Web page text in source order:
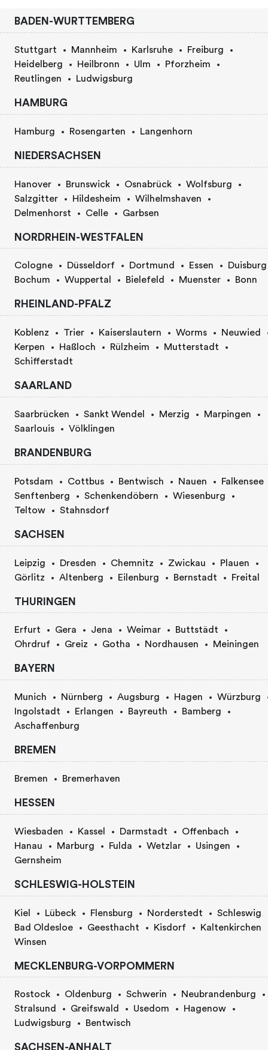
BADEN-WURTTEMBERG
Stuttgart Mannheim Karlsruhe
Freiburg
Heidelberg
Heilbronn Ulm
Pforzheim
Reutlingen
Ludwigsburg
HAMBURG
Hamburg Rosengarten Langenhorn
NIEDERSACHSEN
Hanover Brunswick Osnabrück
Wolfsburg
Salzgitter
Hildesheim
Wilhelmshaven
Delmenhorst
Celle Garbsen
NORDRHEIN-WESTFALEN
Cologne Düsseldorf Dortmund Essen
Duisburg
Bochum
Wuppertal Bielefeld Muenster Bonn
RHEINLAND-PFALZ
Koblenz Trier Kaiserslautern Worms
Neuwied
Kerpen
Haßloch Rülzheim
Mutterstadt
Schifferstadt
SAARLAND
Saarbrücken Sankt Wendel Merzig
Marpingen
Saarlouis
Völklingen
BRANDENBURG
Potsdam Cottbus Bentwisch Nauen
Falkensee
Senftenberg
Schenkendöbern
Wiesenburg
Teltow
Stahnsdorf
SACHSEN
Leipzig Dresden Chemnitz Zwickau
Plauen
Görlitz
Altenberg Eilenburg Bernstadt Freital
THURINGEN
Erfurt Gera Jena Weimar
Buttstädt
Ohrdruf
Greiz Gotha Nordhausen Meiningen
BAYERN
Munich Nürnberg Augsburg Hagen
Würzburg
Ingolstadt
Erlangen Bayreuth
Bamberg
Aschaffenburg
BREMEN
Bremen Bremerhaven
HESSEN
Wiesbaden Kassel Darmstadt
Offenbach
Hanau
Marburg Fulda Wetzlar
Usingen
Gernsheim
SCHLESWIG-HOLSTEIN
Kiel Lübeck Flensburg Norderstedt
Schleswig
Bad Oldesloe
Geesthacht Kisdorf
Kaltenkirchen
Winsen
MECKLENBURG-VORPOMMERN
Rostock Oldenburg Schwerin
Neubrandenburg
Stralsund
Greifswald Usedom
Hagenow
Ludwigsburg
Bentwisch
SACHSEN-ANHALT